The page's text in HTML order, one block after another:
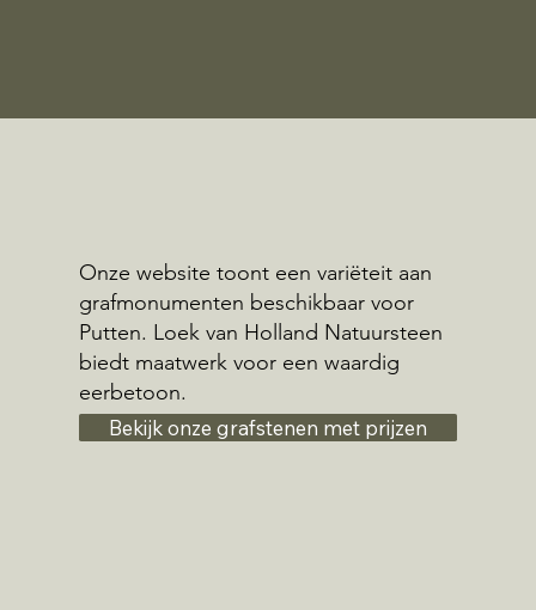
Onze website toont een variëteit aan
grafmonumenten beschikbaar voor
Putten. Loek van Holland Natuursteen
biedt maatwerk voor een waardig
eerbetoon.
Bekijk onze grafstenen met prijzen